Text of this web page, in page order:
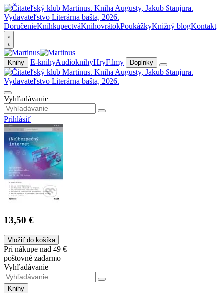
DoručenieKníhkupectváKnihovrátokPoukážkyKnižný blogKontakt
Knihy E-knihyAudioknihyHryFilmy Doplnky
Vyhľadávanie
Prihlásiť
13,50 €
Vložiť do košíka
Pri nákupe nad 49 €
poštovné zadarmo
Vyhľadávanie
Knihy